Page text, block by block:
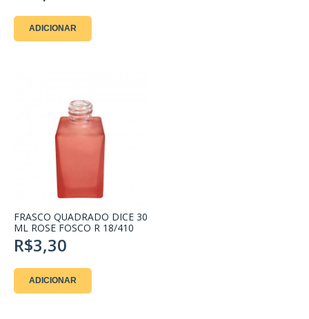
ADICIONAR
FRASCO QUADRADO DICE 30
ML ROSE FOSCO R 18/410
R$3,30
ADICIONAR